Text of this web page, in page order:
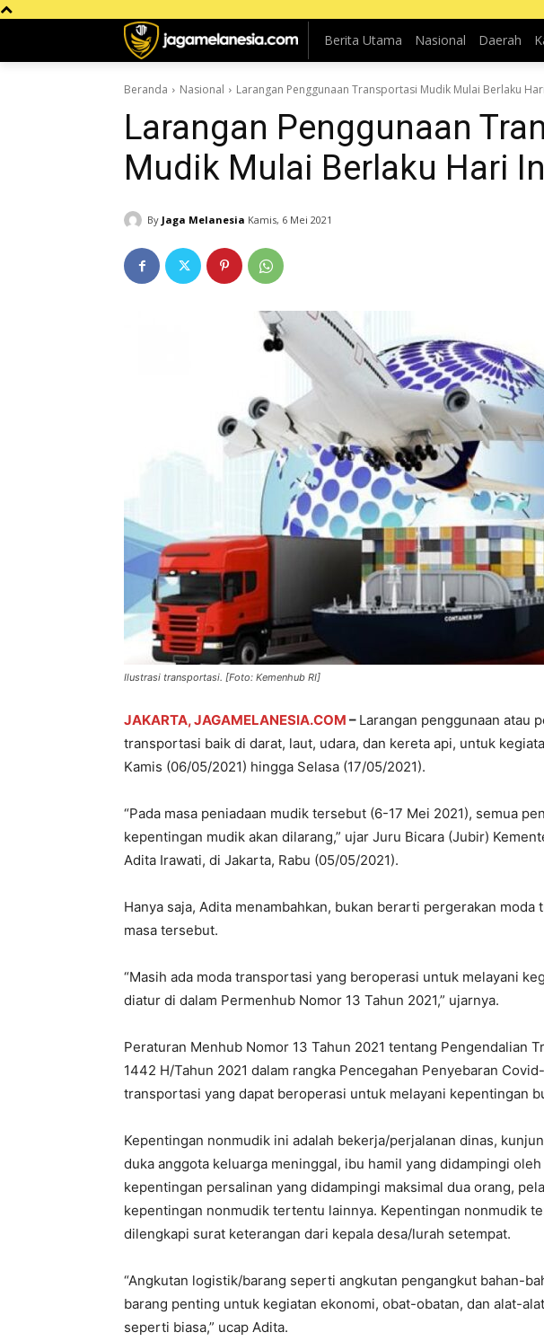
Berita Utama Nasional Daerah
Beranda Nasional Larangan Penggunaan Transportasi Mudik Mulai Berlaku
Larangan Penggunaan
Mudik Mulai Berlaku Hari
By Jaga Melanesia Kamis, 6 Mei 2021
Ilustrasi transportasi. [Foto: Kemenhub RI]
JAKARTA, JAGAMELANESIA.COM – Larangan penggunaan atau
transportasi baik di darat, laut, udara, dan kereta api, untuk
Kamis (06/05/2021) hingga Selasa (17/05/2021).
“Pada masa peniadaan mudik tersebut (6-17 Mei 2021), semua
kepentingan mudik akan dilarang,” ujar Juru Bicara (Jubir)
Adita Irawati, di Jakarta, Rabu (05/05/2021).
Hanya saja, Adita menambahkan, bukan berarti pergerakan
masa tersebut.
“Masih ada moda transportasi yang beroperasi untuk melayani
diatur di dalam Permenhub Nomor 13 Tahun 2021,” ujarnya.
Peraturan Menhub Nomor 13 Tahun 2021 tentang Pengendalian
1442 H/Tahun 2021 dalam rangka Pencegahan Penyebaran
transportasi yang dapat beroperasi untuk melayani kepentingan
Kepentingan nonmudik ini adalah bekerja/perjalanan dinas,
duka anggota keluarga meninggal, ibu hamil yang didampingi
kepentingan persalinan yang didampingi maksimal dua orang,
kepentingan nonmudik tertentu lainnya. Kepentingan nonmudik
dilengkapi surat keterangan dari kepala desa/lurah setempat.
“Angkutan logistik/barang seperti angkutan pengangkut bahan-
barang penting untuk kegiatan ekonomi, obat-obatan, dan alat-
seperti biasa,” ucap Adita.